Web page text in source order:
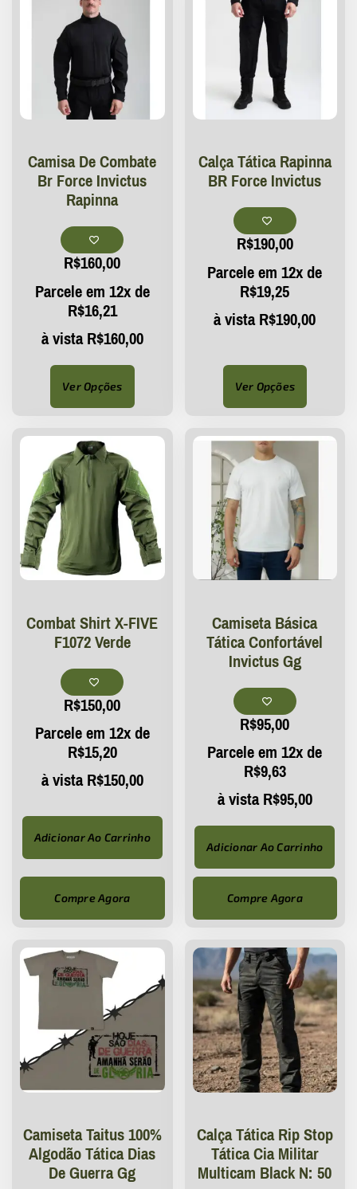
Camisa De Combate
Br Force Invictus
Rapinna
R$160,00
Parcele em 12x de
R$16,21
à vistaR$160,00
Ver Opções
Calça Tática Rapinna
BR Force Invictus
R$190,00
Parcele em 12x de
R$19,25
à vistaR$190,00
Ver Opções
Combat Shirt X-FIVE
F1072 Verde
R$150,00
Parcele em 12x de
R$15,20
à vistaR$150,00
Adicionar Ao Carrinho
Compre Agora
Camiseta Básica
Tática Confortável
Invictus Gg
R$95,00
Parcele em 12x de
R$9,63
à vistaR$95,00
Adicionar Ao Carrinho
Compre Agora
Camiseta Taitus 100%
Algodão Tática Dias
De Guerra Gg
Calça Tática Rip Stop
Tática Cia Militar
Multicam Black N: 50